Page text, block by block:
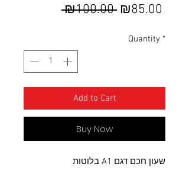
₪100.00 Regular
₪85.00
Quantity *
Add to Cart
Buy Now
שעון חכם דגם A1 בלוטות